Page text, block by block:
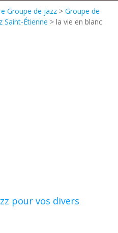
Groupe de jazz > Groupe de
Saint-Étienne > la vie en blanc
pour vos divers